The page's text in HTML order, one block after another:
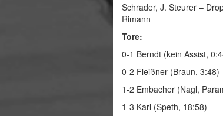
Schrader, J. Steurer –
Rimann
Tore:
0-1 Berndt (kein Assist,
0-2 Fleißner (Braun, 3:48)
1-2 Embacher (Nagl,
1-3 Karl (Speth, 18:58)